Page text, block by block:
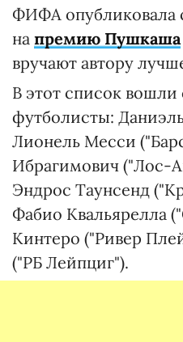
ФИФА опубликовала
на премию Пушкаша
вручают автору
В этот список
футболисты:
Лионель Месси
Ибрагимович ("Лос-
Эндрос Таунсенд
Фабио Квальярелла
Кинтеро ("Ривер
("РБ Лейпциг").